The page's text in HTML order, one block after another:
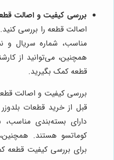
بررسی کیفیت و اصالت
اصالت قطعه را بررسی
مناسب، شماره سریال و
همچنین، می‌توانید از
قطعه کمک بگیرید.
بررسی کیفیت و اصالت
قبل از خرید قطعات
دارای بسته‌بندی
کوماتسو هستند.
برای بررسی کیفیت قطعه